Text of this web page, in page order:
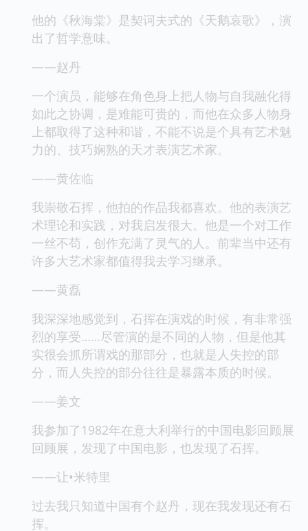
他的《秋海棠》是契诃夫式的《天鹅哀歌》，演
出了哲学意味。
——赵丹
一个演员，能够在角色身上把人物与自我融化得
如此之协调，是难能可贵的，而他在众多人物身
上都取得了这种和谐，不能不说是个具有艺术魅
力的、技巧娴熟的天才表演艺术家。
——黄佐临
我崇敬石挥，他拍的作品我都喜欢。他的表演艺
术理论和实践，对我启发很大。他是一个对工作
一丝不苟，创作充满了灵气的人。前辈当中还有
许多大艺术家都值得我去学习继承。
——黄磊
我深深地感觉到，石挥在演戏的时候，有非常强
烈的享受……尽管演的是不同的人物，但是他其
实很会抓所谓戏的那部分，也就是人失控的部
分，而人失控的部分往往是暴露本质的时候。
——姜文
我参加了1982年在意大利举行的中国电影回顾展
回顾展，发现了中国电影，也发现了石挥。
——让•米特里
过去我只知道中国有个赵丹，现在我发现还有石
挥。